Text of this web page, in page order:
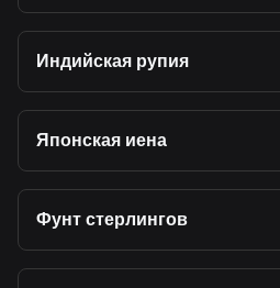
Индийская рупия
Японская иена
Фунт стерлингов